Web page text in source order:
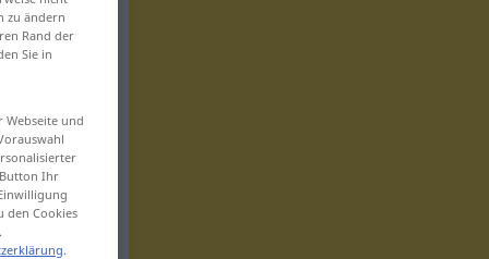
zu ändern
Rand der
Sie in
und
Ihr
den Cookies
.